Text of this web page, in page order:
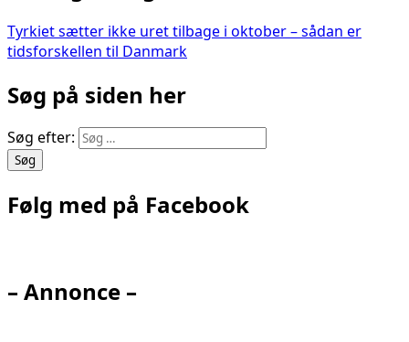
Tyrkiet sætter ikke uret tilbage i oktober – sådan er
tidsforskellen til Danmark
Søg på siden her
Søg efter:
Følg med på Facebook
– Annonce –